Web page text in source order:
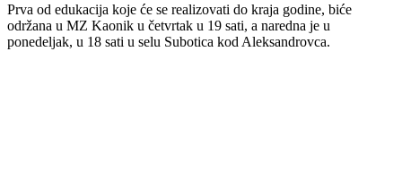
Prva od edukacija koje će se realizovati do kraja godine, biće
održana u MZ Kaonik u četvrtak u 19 sati, a naredna je u
ponedeljak, u 18 sati u selu Subotica kod Aleksandrovca.